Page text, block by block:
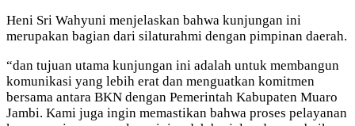
Heni Sri Wahyuni menjelaskan bahwa kunjungan ini
merupakan bagian dari silaturahmi dengan pimpinan daerah.
“dan tujuan utama kunjungan ini adalah untuk membangun
komunikasi yang lebih erat dan menguatkan komitmen
bersama antara BKN dengan Pemerintah Kabupaten Muaro
Jambi. Kami juga ingin memastikan bahwa proses pelayanan